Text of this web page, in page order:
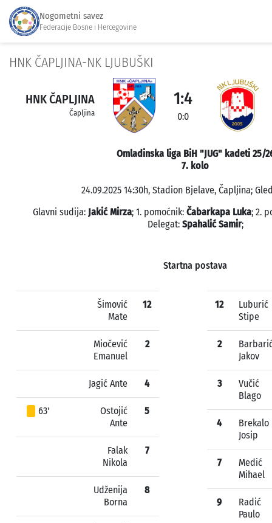
Nogometni savez
Federacije Bosne i Hercegovine
HNK ČAPLJINA-NK LJUBUŠKI
HNK ČAPLJINA
Čapljina
1:4
0:0
Omladinska liga BiH "JUG" kadeti 25/
7. kolo
24.09.2025 14:30h, Stadion Bjelave, Čapljina;
Glavni sudija: Jakić Mirza; 1. pomoćnik: Čabarkapa Luka; 2.
Delegat: Spahalić Samir;
Startna postava
Šimović
Mate
12
Miočević
Emanuel
2
Jagić Ante 4
63'
Ostojić
Ante
5
Falak
Nikola
7
Udženija
Borna
8
12
Luburić
Stipe
2
Jakov
3
Vučić
Blago
4
Brekalo
Josip
7
Medić
Mihael
9
Radić
Paulo